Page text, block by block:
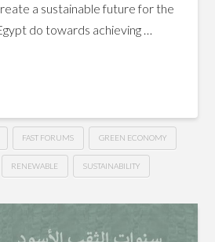
a sustainable future for the
do towards achieving …
FAST FORUMS GREEN ECONOMY
RENEWABLE SUSTAINABILITY